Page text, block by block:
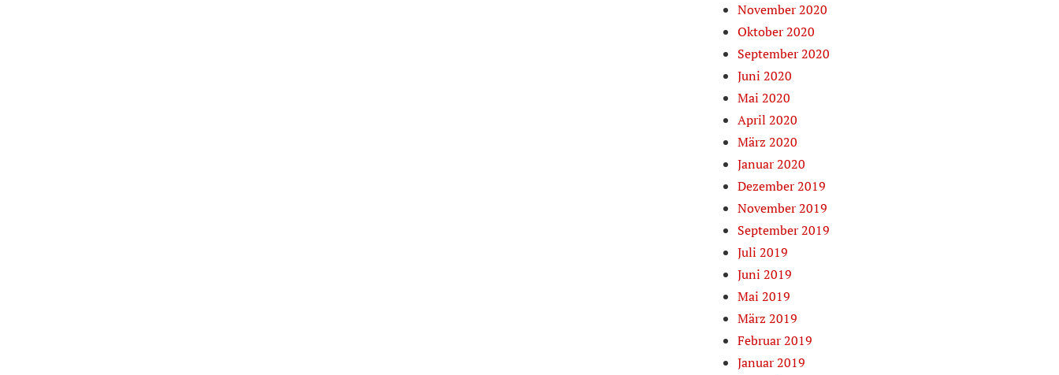
November 2020
Oktober 2020
September 2020
Juni 2020
Mai 2020
April 2020
März 2020
Januar 2020
Dezember 2019
November 2019
September 2019
Juli 2019
Juni 2019
Mai 2019
März 2019
Februar 2019
Januar 2019